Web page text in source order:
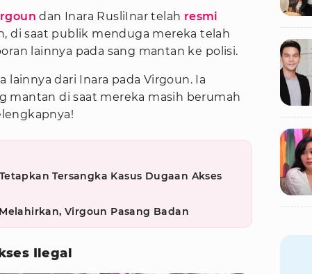
dan Inara RusliInar telah resmi
di saat publik menduga mereka telah
lainnya pada sang mantan ke polisi.
lainnya dari Inara pada Virgoun. Ia
mantan di saat mereka masih berumah
Tersangka Kasus Dugaan Akses
Virgoun Pasang Badan
Ilegal